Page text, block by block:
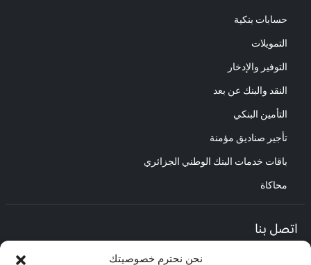
نحن نحترم خصوصيتك
حسابات بنكية
التمويلات
التوفير والإدخار
النقد والبنك عن بعد
التأمين البنكي
تأجير صناديق مؤمنة
باقات خدمات البنك الوطني الجزائري
محاكاة
اتصل بنا